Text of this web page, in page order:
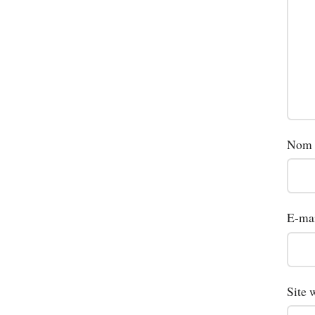
Nom
E-
Site